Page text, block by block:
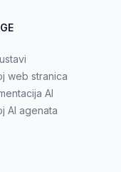
web stranica
AI
AI agenata